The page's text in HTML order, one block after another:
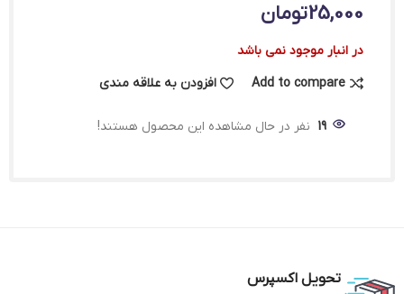
25,000تومان
در انبار موجود نمی باشد
Add to compare
افزودن به علاقه مندی
19 نفر در حال مشاهده این محصول هستند!
تحویل اکسپرس